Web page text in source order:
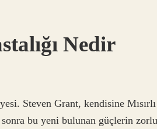
Nedir
Steven Grant, kendisine
bu yeni bulunan güçlerin